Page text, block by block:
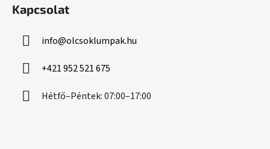
Kapcsolat
info@olcsoklumpak.hu
+421 952 521 675
Hétfő–Péntek: 07:00–17:00